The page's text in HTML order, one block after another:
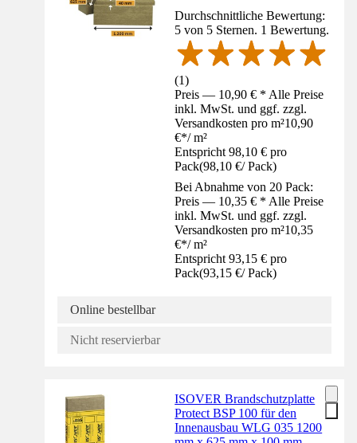
Durchschnittliche Bewertung:
5 von 5 Sternen. 1 Bewertung.
(1)
Preis — 10,90 € * Alle Preise
inkl. MwSt. und ggf. zzgl.
Versandkosten pro m²10,90
€*/ m²
Entspricht 98,10 € pro
Pack(98,10 €/ Pack)
Bei Abnahme von 20 Pack:
Preis — 10,35 € * Alle Preise
inkl. MwSt. und ggf. zzgl.
Versandkosten pro m²10,35
€*/ m²
Entspricht 93,15 € pro
Pack(93,15 €/ Pack)
Online bestellbar
Nicht reservierbar
ISOVER Brandschutzplatte
Protect BSP 100 für den
Innenausbau WLG 035 1200